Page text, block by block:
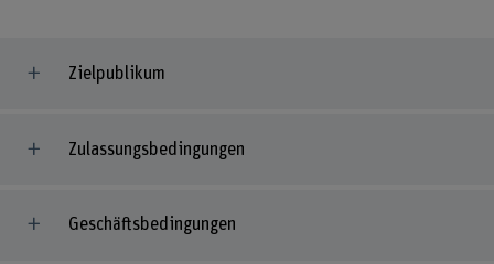
Zielpublikum
Zulassungsbedingungen
Geschäftsbedingungen